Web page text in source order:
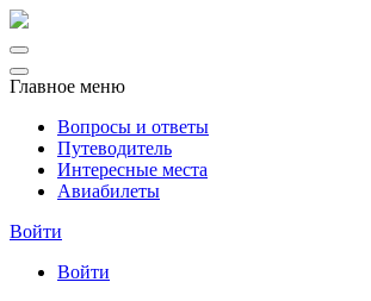
Главное меню
Вопросы и ответы
Путеводитель
Интересные места
Авиабилеты
Войти
Войти